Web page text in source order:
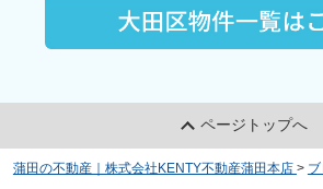
ページトップへ
蒲田の不動産｜株式会社KENTY不動産蒲田本店 >